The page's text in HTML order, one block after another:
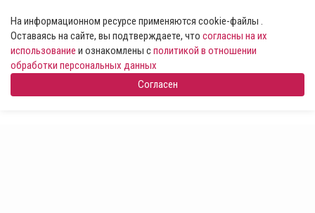
На информационном ресурсе применяются cookie-файлы .
Оставаясь на сайте, вы подтверждаете, что согласны на их
использование и ознакомлены сполитикой в отношении
обработки персональных данных
Согласен